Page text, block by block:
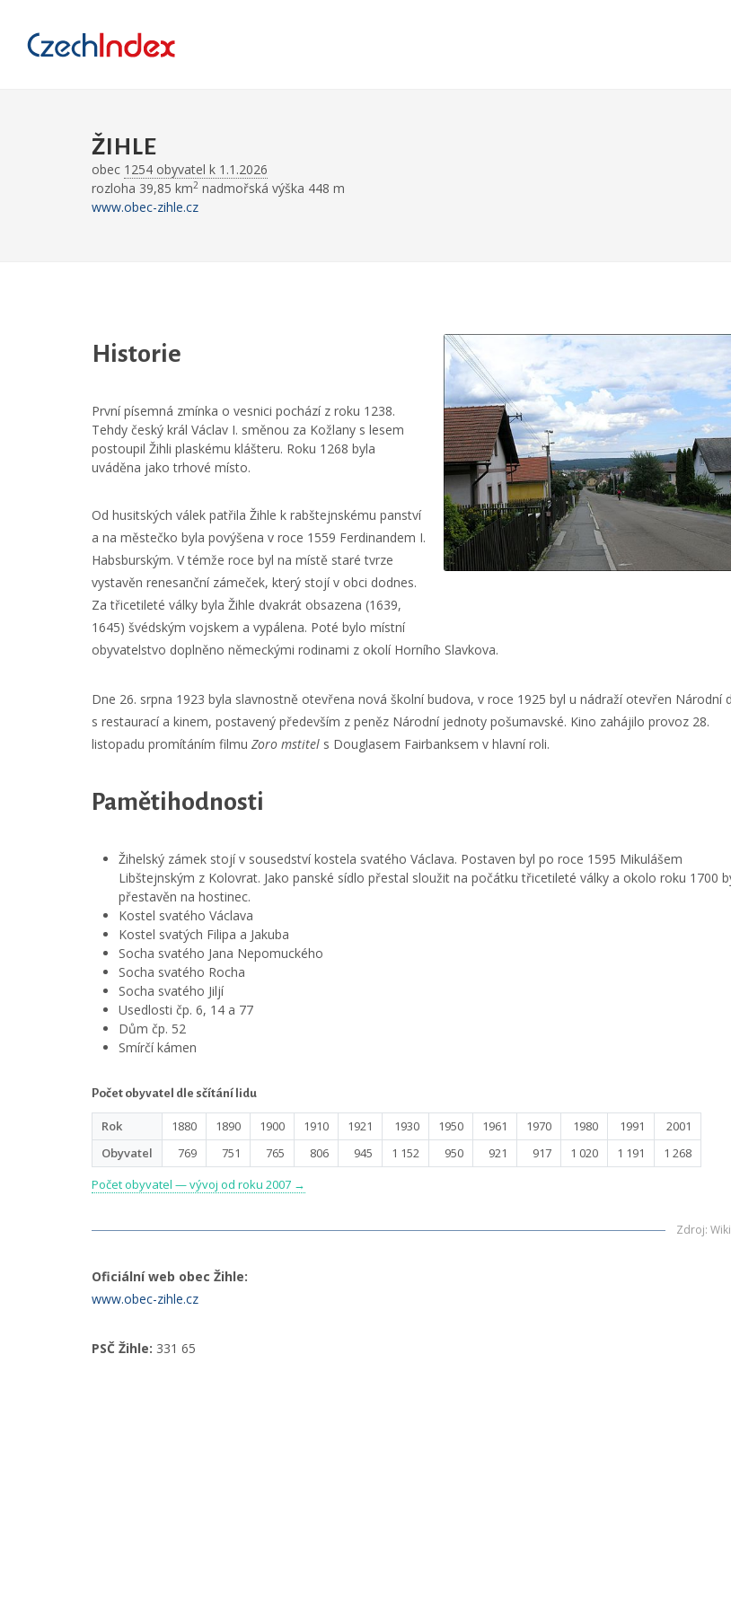
ŽIHLE
obec 1254 obyvatel k 1.1.2026
rozloha 39,85 km2 nadmořská výška 448 m
www.obec-zihle.cz
Historie
První písemná zmínka o vesnici pochází z roku 1238.
Tehdy český král Václav I. směnou za Kožlany s lesem
postoupil Žihli plaskému klášteru. Roku 1268 byla
uváděna jako trhové místo.
Od husitských válek patřila Žihle k rabštejnskému panství
a na městečko byla povýšena v roce 1559 Ferdinandem I.
Habsburským. V témže roce byl na místě staré tvrze
vystavěn renesanční zámeček, který stojí v obci dodnes.
Za třicetileté války byla Žihle dvakrát obsazena (1639,
1645) švédským vojskem a vypálena. Poté bylo místní
obyvatelstvo doplněno německými rodinami z okolí Horního Slavkova.
Dne 26. srpna 1923 byla slavnostně otevřena nová školní budova, v roce 1925 byl u nádraží otevřen Národní
s restaurací a kinem, postavený především z peněz Národní jednoty pošumavské. Kino zahájilo provoz 28.
listopadu promítáním filmu Zoro mstitel s Douglasem Fairbanksem v hlavní roli.
Pamětihodnosti
Žihelský zámek stojí v sousedství kostela svatého Václava. Postaven byl po roce 1595 Mikulášem
Libštejnským z Kolovrat. Jako panské sídlo přestal sloužit na počátku třicetileté války a okolo roku 1700
přestavěn na hostinec.
Kostel svatého Václava
Kostel svatých Filipa a Jakuba
Socha svatého Jana Nepomuckého
Socha svatého Rocha
Socha svatého Jiljí
Usedlosti čp. 6, 14 a 77
Dům čp. 52
Smírčí kámen
Počet obyvatel dle sčítání lidu
Rok 1880 1890 1900 1910 1921 1930 1950 1961 1970 1980 1991
2001
Obyvatel
769 751 765 806 945 1 152 950 921 917 1 020 1 191
1 268
Počet obyvatel — vývoj od roku 2007 →
Zdroj:
Oficiální web obec Žihle:
www.obec-zihle.cz
PSČ Žihle: 331 65